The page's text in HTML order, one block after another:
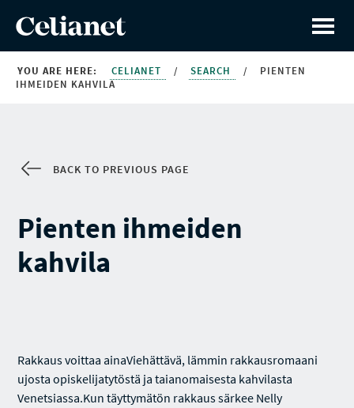
YOU ARE HERE: CELIANET / SEARCH /
PIENTEN
IHMEIDEN KAHVILA
BACK TO PREVIOUS PAGE
Pienten ihmeiden
kahvila
Rakkaus voittaa ainaViehättävä, lämmin rakkausromaani
ujosta opiskelijatytöstä ja taianomaisesta kahvilasta
Venetsiassa.Kun täyttymätön rakkaus särkee Nelly